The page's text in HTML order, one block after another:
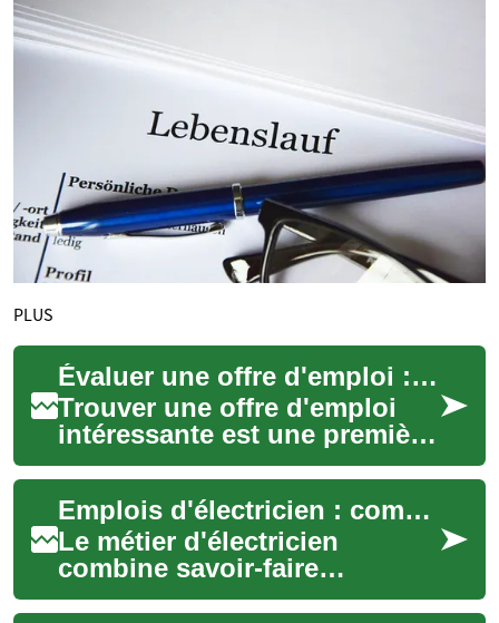
PLUS
Évaluer une offre d'emploi : guide pratique pour candidats
Trouver une offre d'emploi
intéressante est une première
victoire, mais évaluer
correctement cette
proposition est es...
Emplois d'électricien : compétences, formation et perspectives
Le métier d'électricien
combine savoir-faire
technique et compréhension